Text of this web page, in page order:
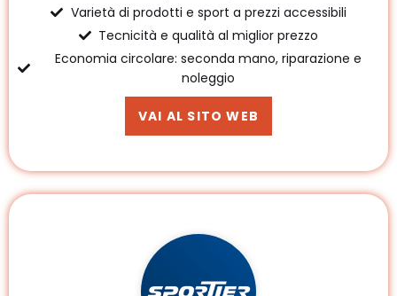
Varietà di prodotti e sport a prezzi accessibili
Tecnicità e qualità al miglior prezzo
Economia circolare: seconda mano, riparazione e
noleggio
VAI AL SITO WEB